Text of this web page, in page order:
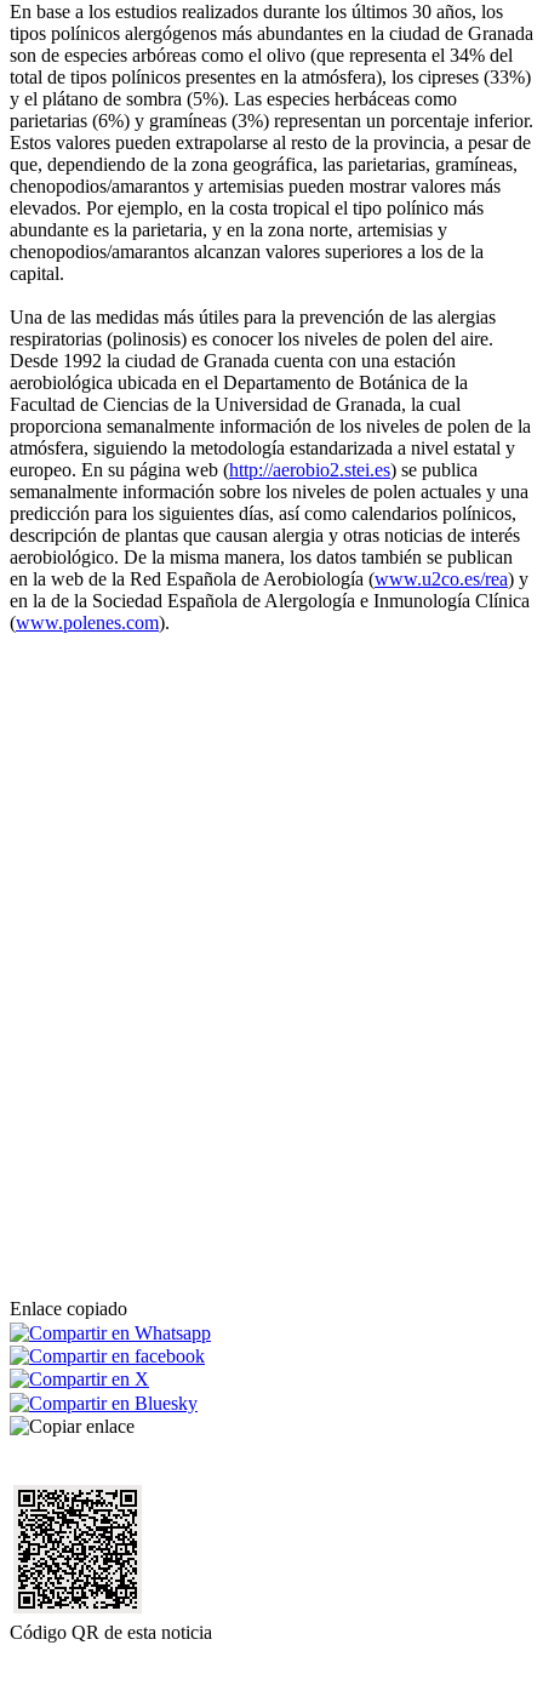
En base a los estudios realizados durante los últimos 30 años, los
tipos polínicos alergógenos más abundantes en la ciudad de Granada
son de especies arbóreas como el olivo (que representa el 34% del
total de tipos polínicos presentes en la atmósfera), los cipreses (33%)
y el plátano de sombra (5%). Las especies herbáceas como
parietarias (6%) y gramíneas (3%) representan un porcentaje inferior.
Estos valores pueden extrapolarse al resto de la provincia, a pesar de
que, dependiendo de la zona geográfica, las parietarias, gramíneas,
chenopodios/amarantos y artemisias pueden mostrar valores más
elevados. Por ejemplo, en la costa tropical el tipo polínico más
abundante es la parietaria, y en la zona norte, artemisias y
chenopodios/amarantos alcanzan valores superiores a los de la
capital.
Una de las medidas más útiles para la prevención de las alergias
respiratorias (polinosis) es conocer los niveles de polen del aire.
Desde 1992 la ciudad de Granada cuenta con una estación
aerobiológica ubicada en el Departamento de Botánica de la
Facultad de Ciencias de la Universidad de Granada, la cual
proporciona semanalmente información de los niveles de polen de la
atmósfera, siguiendo la metodología estandarizada a nivel estatal y
europeo. En su página web (http://aerobio2.stei.es) se publica
semanalmente información sobre los niveles de polen actuales y una
predicción para los siguientes días, así como calendarios polínicos,
descripción de plantas que causan alergia y otras noticias de interés
aerobiológico. De la misma manera, los datos también se publican
en la web de la Red Española de Aerobiología (www.u2co.es/rea) y
en la de la Sociedad Española de Alergología e Inmunología Clínica
(www.polenes.com).
Enlace copiado
Código QR de esta noticia